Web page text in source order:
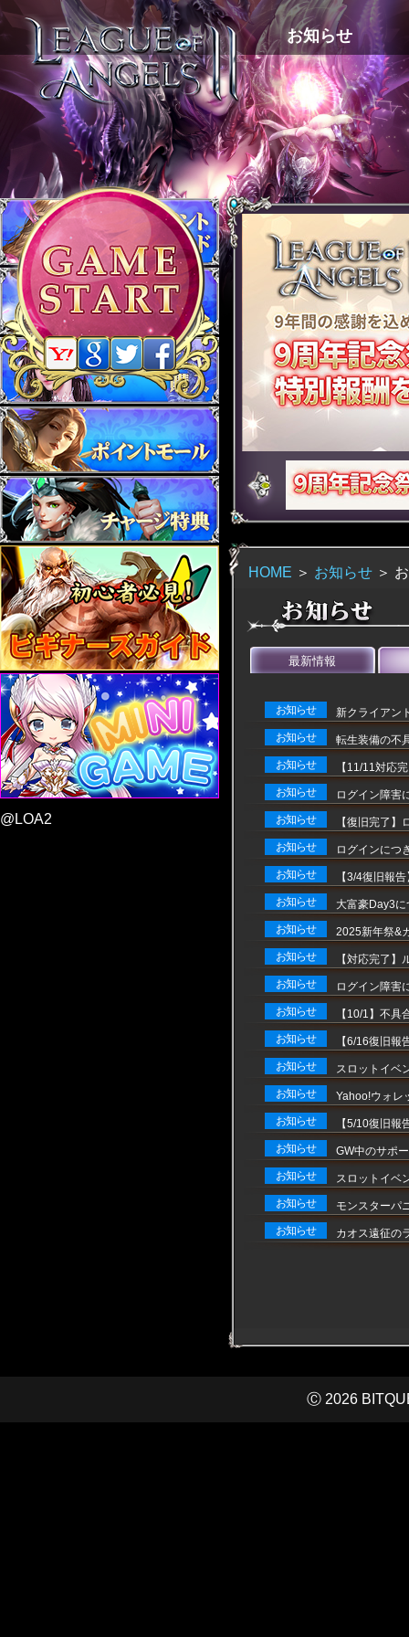
お知らせ
ゲーム紹介 プレイガイド ギャラリー
サポート
@LOA2
HOME ＞ お知らせ ＞
最新情報
お知らせ
新クライアン
お知らせ
転生装備の不
お知らせ
【11/11対応
お知らせ
ログイン障害
お知らせ
【復旧完了】
お知らせ
ログインにつ
お知らせ
【3/4復旧報
お知らせ
大富豪Day3に
お知らせ
2025新年祭&
お知らせ
【対応完了
お知らせ
ログイン障害
お知らせ
【10/1】不
お知らせ
【6/16復旧
お知らせ
スロットイベ
お知らせ
Yahoo!ウォレ
お知らせ
【5/10復旧
お知らせ
GW中のサポ
お知らせ
スロットイベ
お知らせ
モンスターパ
お知らせ
カオス遠征の
Ⓒ 2026